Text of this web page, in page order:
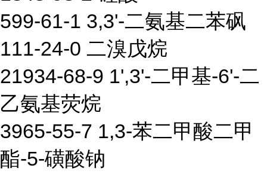
599-61-1 3,3'-二氨基二苯砜
111-24-0 二溴戊烷
21934-68-9 1',3'-二甲基-6'-二
乙氨基荧烷
3965-55-7 1,3-苯二甲酸二甲
酯-5-磺酸钠